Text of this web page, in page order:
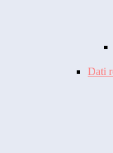
Dati